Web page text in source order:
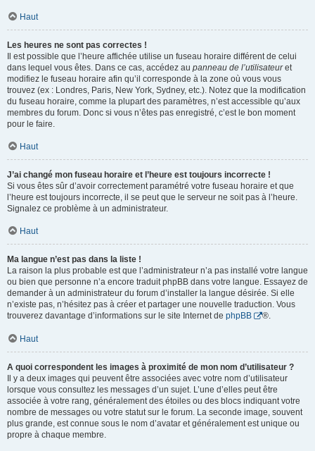
Haut
Les heures ne sont pas correctes !
Il est possible que l’heure affichée utilise un fuseau horaire différent de celui
dans lequel vous êtes. Dans ce cas, accédez au panneau de l’utilisateuret
modifiez le fuseau horaire afin qu’il corresponde à la zone où vous vous
trouvez (ex : Londres, Paris, New York, Sydney, etc.). Notez que la modification
du fuseau horaire, comme la plupart des paramètres, n’est accessible qu’aux
membres du forum. Donc si vous n’êtes pas enregistré, c’est le bon moment
pour le faire.
Haut
J’ai changé mon fuseau horaire et l’heure est toujours incorrecte !
Si vous êtes sûr d’avoir correctement paramétré votre fuseau horaire et que
l’heure est toujours incorrecte, il se peut que le serveur ne soit pas à l’heure.
Signalez ce problème à un administrateur.
Haut
Ma langue n’est pas dans la liste !
La raison la plus probable est que l’administrateur n’a pas installé votre langue
ou bien que personne n’a encore traduit phpBB dans votre langue. Essayez de
demander à un administrateur du forum d’installer la langue désirée. Si elle
n’existe pas, n’hésitez pas à créer et partager une nouvelle traduction. Vous
trouverez davantage d’informations sur le site Internet de phpBB ®.
Haut
A quoi correspondent les images à proximité de mon nom d’utilisateur ?
Il y a deux images qui peuvent être associées avec votre nom d’utilisateur
lorsque vous consultez les messages d’un sujet. L’une d’elles peut être
associée à votre rang, généralement des étoiles ou des blocs indiquant votre
nombre de messages ou votre statut sur le forum. La seconde image, souvent
plus grande, est connue sous le nom d’avatar et généralement est unique ou
propre à chaque membre.